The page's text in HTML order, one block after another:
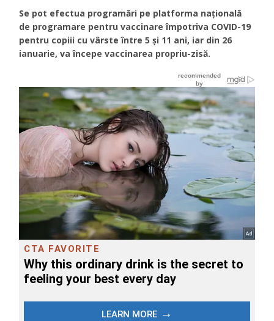
Se pot efectua programări pe platforma națională
de programare pentru vaccinare împotriva COVID-19
pentru copiii cu vârste între 5 și 11 ani, iar din 26
ianuarie, va începe vaccinarea propriu-zisă.